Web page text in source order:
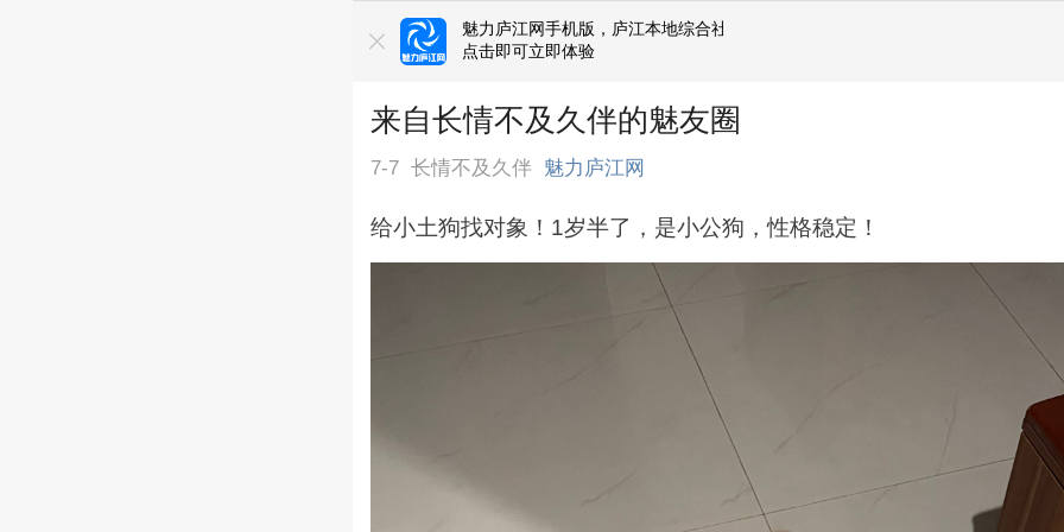
魅力庐江网手机版，庐江本地综合社区
点击即可立即体验
来自长情不及久伴的魅友圈
7-7 长情不及久伴 魅力庐江网
给小土狗找对象！1岁半了，是小公狗，性格稳定！